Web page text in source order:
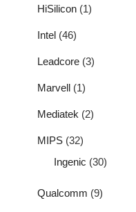
HiSilicon (1)
Intel (46)
Leadcore (3)
Marvell (1)
Mediatek (2)
MIPS (32)
Ingenic (30)
Qualcomm (9)